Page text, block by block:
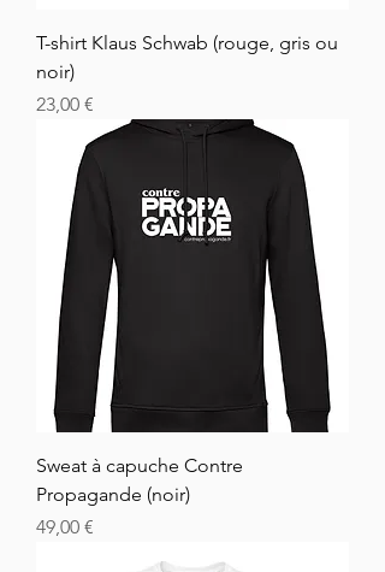
T-shirt Klaus Schwab (rouge, gris ou
noir)
Cena
23,00 €
Sweat à capuche Contre
Propagande (noir)
Cena
49,00 €